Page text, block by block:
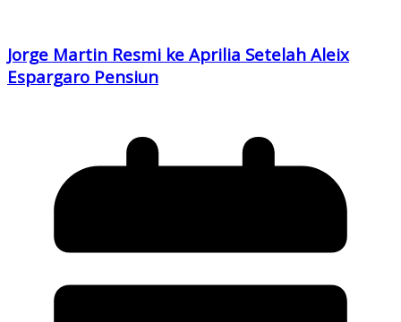
Jorge Martin Resmi ke Aprilia Setelah Aleix
Espargaro Pensiun